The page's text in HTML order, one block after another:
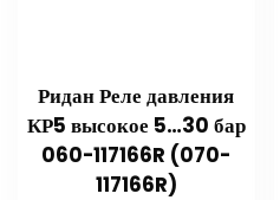
Ридан Реле давления
КР5 высокое 5…30 бар
060-117166R (070-
117166R)